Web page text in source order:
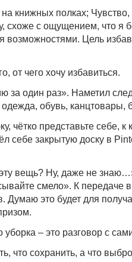
книжных полках; Чувство,
схоже с ощущением, что я
Цель
от чего хочу избавиться.
за один раз». Наметил
одежда, обувь, канцтовары,
чётко представьте себе, к
себе закрытую доску в
эту вещь? Ну, даже не
смело». К передаче
Думаю это будет для
– это разговор с
что сохранить, а что